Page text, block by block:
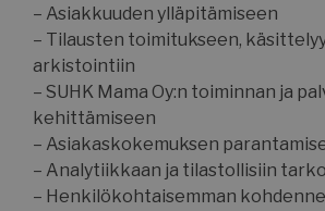
– Asiakkuuden ylläpitämiseen
– Tilausten toimitukseen,
arkistointiin
– SUHK Mama Oy:n toiminnan ja
kehittämiseen
– Asiakaskokemuksen
– Analytiikkaan ja tilastollisiin
– Henkilökohtaisemman